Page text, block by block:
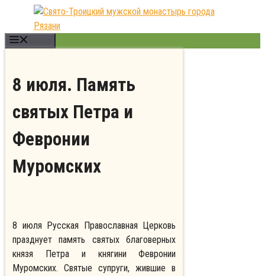
Перейти
содержимому
8 июля. Память
святых Петра и
Февронии
Муромских
8 июля Русская Православная Церковь
празднует память святых благоверных
князя Петра и княгини Февронии
Муромских. Святые супруги, жившие в